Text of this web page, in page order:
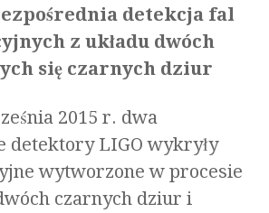
detekcja fal
z układu dwóch
się czarnych dziur
2015 r. dwa
detektory LIGO wykryły
wytworzone w procesie
czarnych dziur i